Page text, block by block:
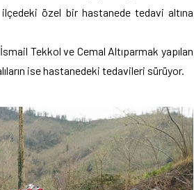
özel bir hastanede tedavi altına
Tekkol ve Cemal Altıparmak yapılan
ise hastanedeki tedavileri sürüyor.